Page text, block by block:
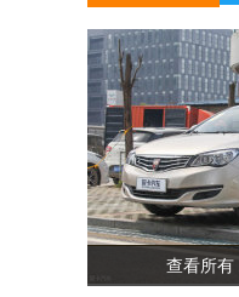
查看所有